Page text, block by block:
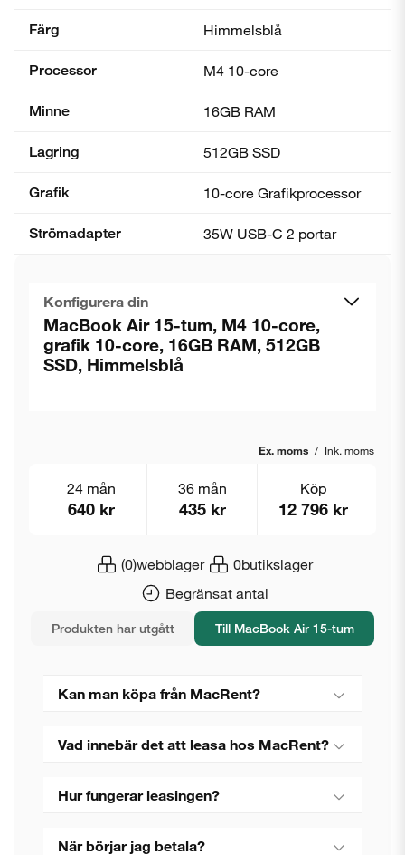
Färg Himmelsblå
Processor M4 10-core
Minne 16GB RAM
Lagring 512GB SSD
Grafik 10-core Grafik­processor
Strömadapter 35W USB-C 2 portar
Konfigurera din
MacBook Air 15-tum, M4 10-core,
grafik 10-core, 16GB RAM, 512GB
SSD, Himmelsblå
Ex. moms / Ink. moms
(0)webblager 0butikslager
Begränsat antal
24 mån
640 kr
36 mån
435 kr
Köp
12 796 kr
Produkten har utgått Till MacBook Air 15-tum
Kan man köpa från MacRent?
Vad innebär det att leasa hos MacRent?
Hur fungerar leasingen?
När börjar jag betala?